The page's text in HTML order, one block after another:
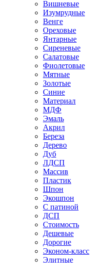
Вишневые
Изумрудные
Венге
Ореховые
Янтарные
Сиреневые
Салатовые
Фиолетовые
Мятные
Золотые
Синие
Материал
МДФ
Эмаль
Акрил
Береза
Дерево
Дуб
ЛДСП
Массив
Пластик
Шпон
Экошпон
С патиной
ДСП
Стоимость
Дешевые
Дорогие
Эконом-класс
Элитные